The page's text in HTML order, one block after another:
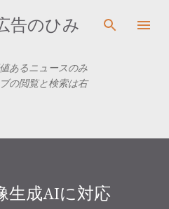
ン コンテンツに移動
告のひみ
あるニュースのみ
の閲覧と検索は右
生成AIに対応